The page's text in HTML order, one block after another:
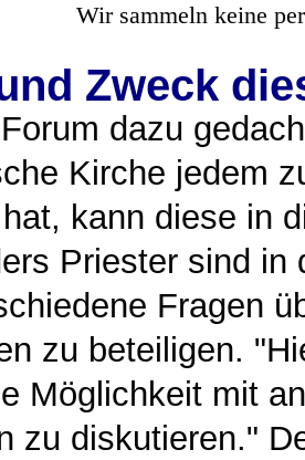
Wir sammeln keine
Zweck
dazu
Kirche jedem
kann diese in
Priester sind in
Fragen
zu beteiligen.
Möglichkeit mit
zu diskutieren."